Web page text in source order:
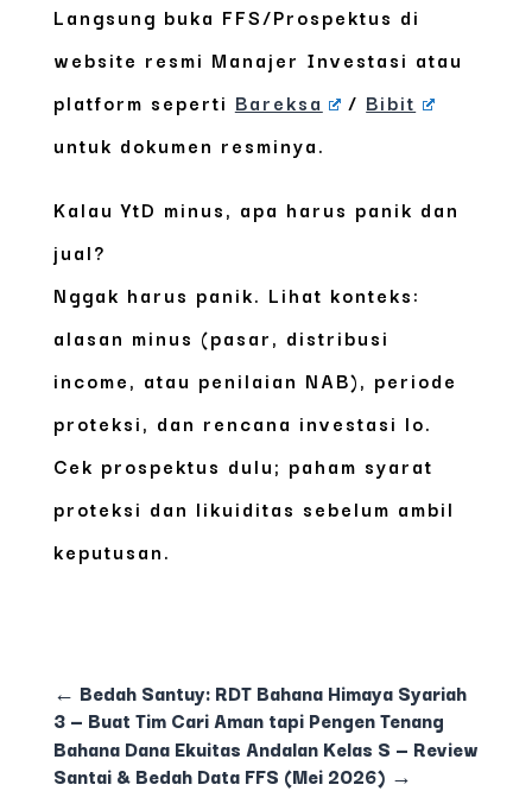
Langsung buka FFS/Prospektus di
website resmi Manajer Investasi atau
platform seperti Bareksa / Bibit
untuk dokumen resminya.
Kalau YtD minus, apa harus panik dan
jual?
Nggak harus panik. Lihat konteks:
alasan minus (pasar, distribusi
income, atau penilaian NAB), periode
proteksi, dan rencana investasi lo.
Cek prospektus dulu; paham syarat
proteksi dan likuiditas sebelum ambil
keputusan.
← Bedah Santuy: RDT Bahana Himaya Syariah
3 — Buat Tim Cari Aman tapi Pengen Tenang
Bahana Dana Ekuitas Andalan Kelas S — Review
Santai & Bedah Data FFS (Mei 2026) →